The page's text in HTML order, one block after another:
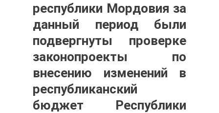
республики Мордовия за
данный период были
подвергнуты проверке
законопроекты по
внесению изменений в
республиканский
бюджет Республики